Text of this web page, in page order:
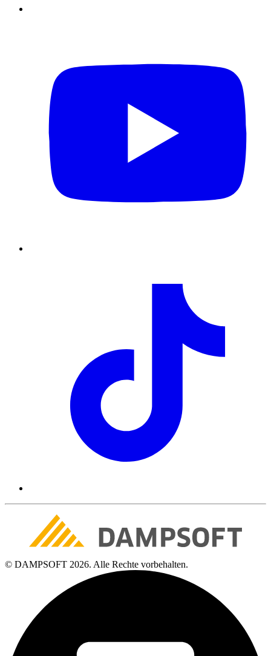
© DAMPSOFT 2026. Alle Rechte vorbehalten.